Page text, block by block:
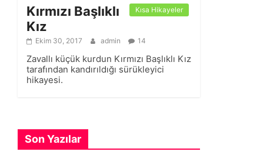
Kısa Hikayeler
Kırmızı Başlıklı
Kız
Ekim 30, 2017 admin 14
Zavallı küçük kurdun Kırmızı Başlıklı Kız
tarafından kandırıldığı sürükleyici
hikayesi.
Son Yazılar